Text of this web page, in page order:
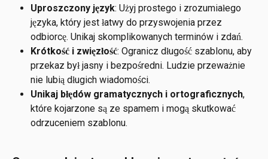
Uproszczony język: Użyj prostego i zrozumiałego
języka, który jest łatwy do przyswojenia przez
odbiorcę. Unikaj skomplikowanych terminów i zdań.
Krótkość i zwięzłość: Ogranicz długość szablonu, aby
przekaz był jasny i bezpośredni. Ludzie przeważnie
nie lubią długich wiadomości.
Unikaj błędów gramatycznych i ortograficznych,
które kojarzone są ze spamem i mogą skutkować
odrzuceniem szablonu.